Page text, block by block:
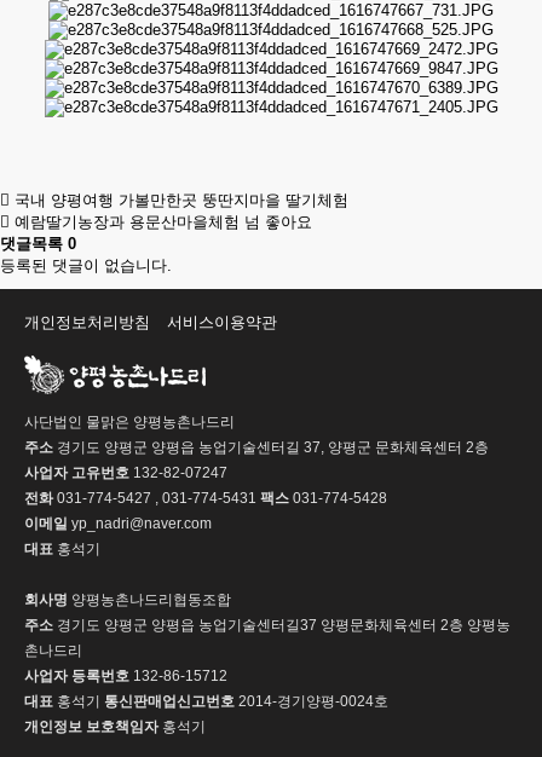
국내 양평여행 가볼만한곳 뚱딴지마을 딸기체험
예람딸기농장과 용문산마을체험 넘 좋아요
댓글목록 0
등록된 댓글이 없습니다.
개인정보처리방침 서비스이용약관
사단법인 물맑은 양평농촌나드리
주소 경기도 양평군 양평읍 농업기술센터길 37, 양평군 문화체육센터 2층
사업자 고유번호 132-82-07247
전화031-774-5427 , 031-774-5431 팩스 031-774-5428
이메일 yp_nadri@naver.com
대표 홍석기
회사명 양평농촌나드리협동조합
주소 경기도 양평군 양평읍 농업기술센터길37 양평문화체육센터 2층 양평농
촌나드리
사업자 등록번호 132-86-15712
대표 홍석기 통신판매업신고번호 2014-경기양평-0024호
개인정보 보호책임자홍석기